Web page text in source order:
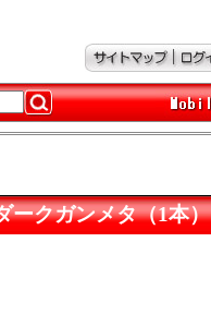
ークガンメタ（1本）